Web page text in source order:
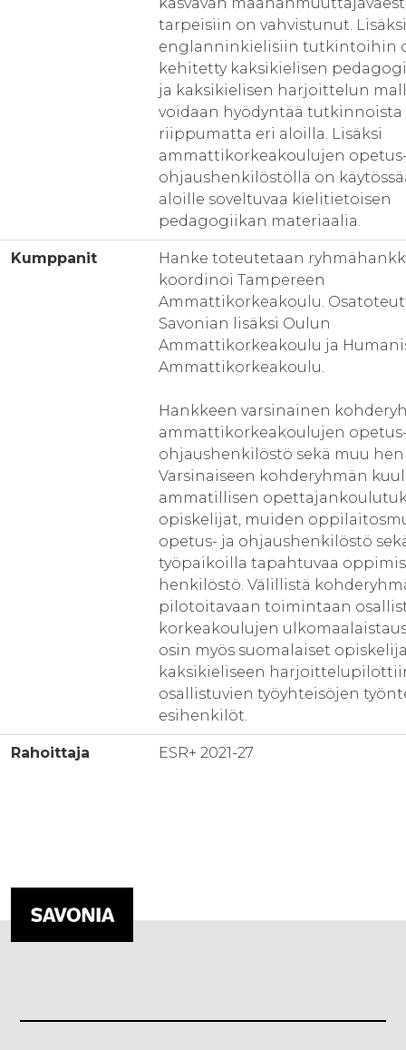
tarpeisiin on vahvistunut. Lisäksi
englanninkielisiin tutkintoihin
kehitetty kaksikielisen
ja kaksikielisen harjoittelun
voidaan hyödyntää tutkinnoista
riippumatta eri aloilla. Lisäksi
ammattikorkeakoulujen
ohjaushenkilöstöllä on
aloille soveltuvaa kielitietoisen
pedagogiikan materiaalia.
Kumppanit
Hanke toteutetaan
koordinoi Tampereen
Ammattikorkeakoulu.
Savonian lisäksi Oulun
Ammattikorkeakoulu ja
Ammattikorkeakoulu.
Hankkeen varsinainen
ammattikorkeakoulujen
ohjaushenkilöstö sekä muu
Varsinaiseen kohderyhmän
ammatillisen
opiskelijat, muiden
opetus- ja ohjaushenkilöstö
työpaikoilla tapahtuvaa
henkilöstö. Välillistä
pilotoitavaan toimintaan
korkeakoulujen
osin myös suomalaiset
kaksikieliseen
osallistuvien työyhteisöjen
esihenkilöt.
Rahoittaja ESR+ 2021-27